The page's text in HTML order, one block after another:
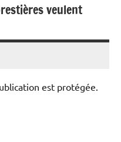
veulent
est protégée.